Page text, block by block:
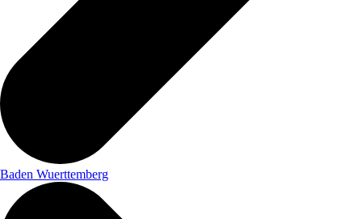
Baden Wuerttemberg